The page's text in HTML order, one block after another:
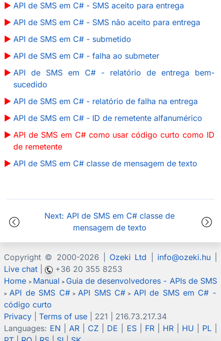
API de SMS em C# - SMS aceito para entrega
API de SMS em C# - SMS não aceito para entrega
API de SMS em C# - submetido
API de SMS em C# - falha ao submeter
API de SMS em C# - relatório de entrega bem-
sucedido
API de SMS em C# - relatório de falha na entrega
API de SMS em C# - ID de remetente alfanumérico
API de SMS em C# como usar código curto como ID
de remetente
API de SMS em C# classe de mensagem de texto
Next: API de SMS em C# classe de
mensagem de texto
Copyright © 2000-2026 | Ozeki Ltd info@ozeki.hu|
Live chat
+36 20 355 8253
Home > Manual > Guia de desenvolvedores - APIs de SMS
> API de SMS C#> API SMS C# >
API de SMS em C# -
código curto
Privacy
Terms of use | 221 | 216.73.217.34
Languages: EN AR CZ DE ES| FR| HR| HU PL